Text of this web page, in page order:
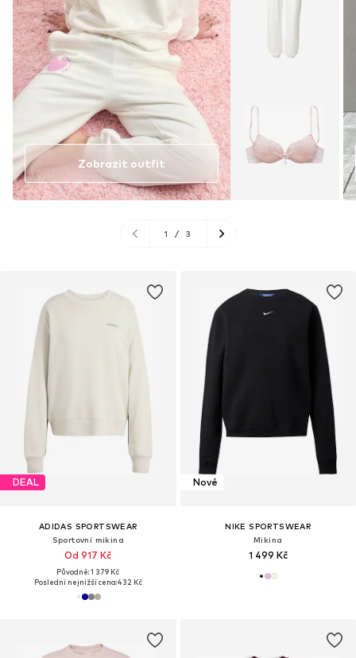
DEAL
ADIDAS SPORTSWEAR
Sportovní mikina
Od 917 Kč
Původně: 1 379 Kč
Poslední nejnižší cena:432 Kč
Nové
NIKE SPORTSWEAR
Mikina
1 499 Kč
Zobrazit outfit
1 / 3